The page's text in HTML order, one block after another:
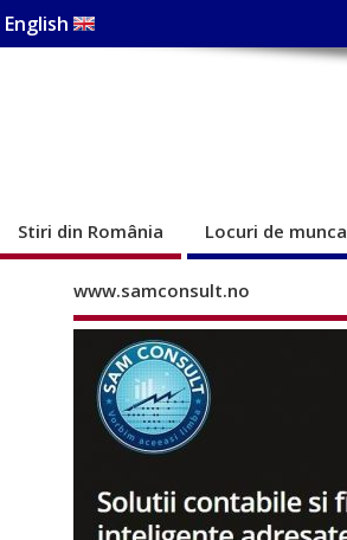
English
Stiri din România Locuri de munca
www.samconsult.no